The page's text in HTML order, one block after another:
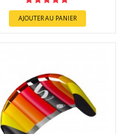
AJOUTER AU PANIER